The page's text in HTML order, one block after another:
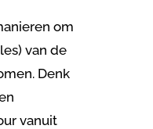
om
van de
Denk
vanuit